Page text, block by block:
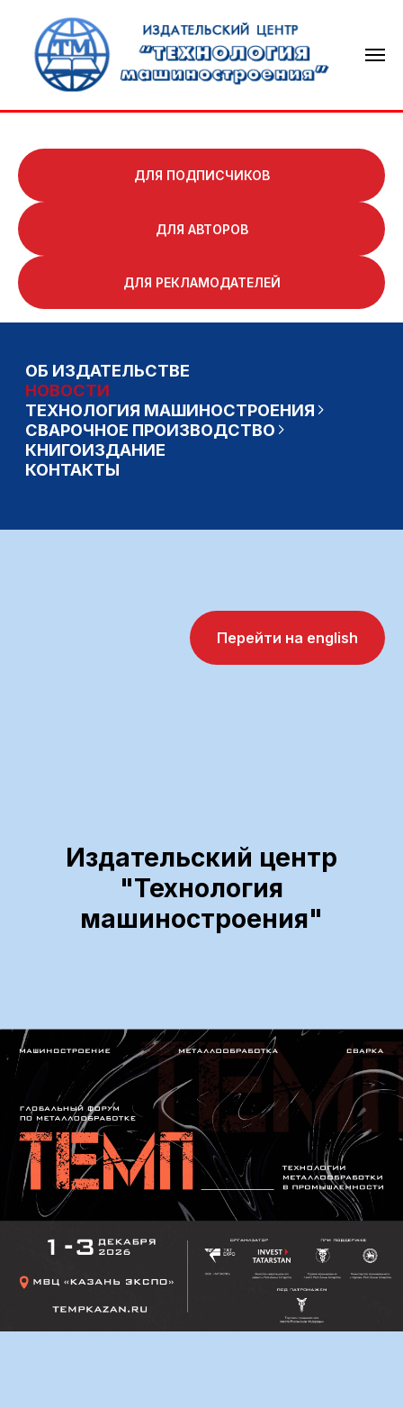
ДЛЯ ПОДПИСЧИКОВ
ДЛЯ АВТОРОВ
ДЛЯ РЕКЛАМОДАТЕЛЕЙ
ОБ ИЗДАТЕЛЬСТВЕ
НОВОСТИ
ТЕХНОЛОГИЯ МАШИНОСТРОЕНИЯ
СВАРОЧНОЕ ПРОИЗВОДСТВО
КНИГОИЗДАНИЕ
Перейти на english
Издательский центр
"Технология
машиностроения"